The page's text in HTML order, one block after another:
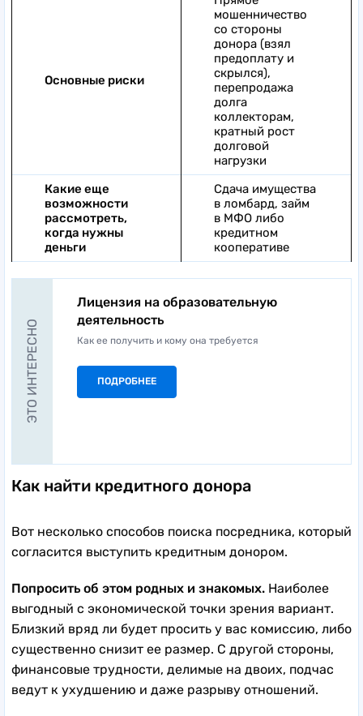
Основные риски
мошенничество
со стороны
донора (взял
предоплату и
скрылся),
перепродажа
долга
коллекторам,
кратный рост
долговой
нагрузки
Какие еще
возможности
рассмотреть,
когда нужны
деньги
Сдача имущества
в ломбард, займ
в МФО либо
кредитном
кооперативе
ЭТО ИНТЕРЕСНО
Лицензия на образовательную
деятельность
Как ее получить и кому она требуется
ПОДРОБНЕЕ
Как найти кредитного донора
Вот несколько способов поиска посредника, который
согласится выступить кредитным донором.
Попросить об этом родных и знакомых. Наиболее
выгодный с экономической точки зрения вариант.
Близкий вряд ли будет просить у вас комиссию, либо
существенно снизит ее размер. С другой стороны,
финансовые трудности, делимые на двоих, подчас
ведут к ухудшению и даже разрыву отношений.